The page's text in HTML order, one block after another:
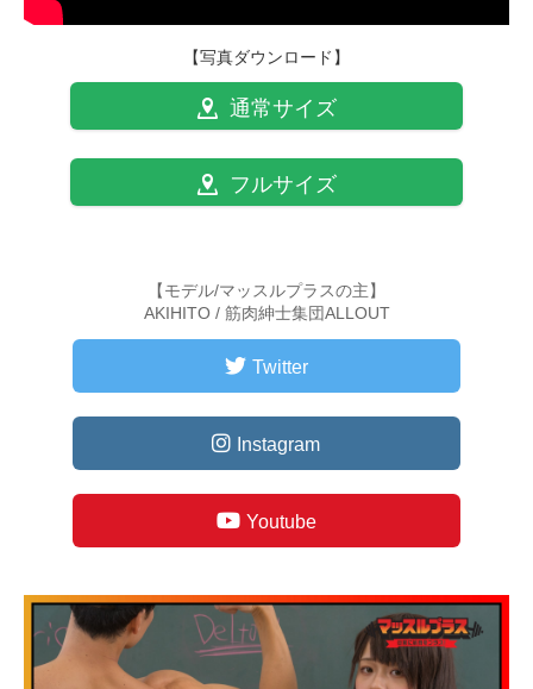
【写真ダウンロード】
通常サイズ
フルサイズ
【モデル/マッスルプラスの主】
AKIHITO / 筋肉紳士集団ALLOUT
Twitter
Instagram
Youtube